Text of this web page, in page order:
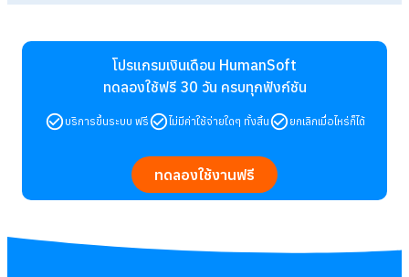
โปรแกรมเงินเดือน HumanSoft
ทดลองใช้ฟรี 30 วัน ครบทุกฟังก์ชัน
บริการขึ้นระบบ ฟรี ไม่มีค่าใช้จ่ายใดๆ ทั้งสิ้น ยกเลิกเมื่อไหร่ก็ได้
ทดลองใช้งานฟรี